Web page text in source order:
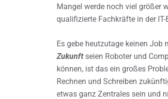
Mangel werde noch viel größer
qualifizierte Fachkräfte in der IT-
Es gebe heutzutage keinen Job
Zukunftseien Roboter und
können, ist das ein großes
Rechnen und Schreiben
etwas ganz Zentrales sein und